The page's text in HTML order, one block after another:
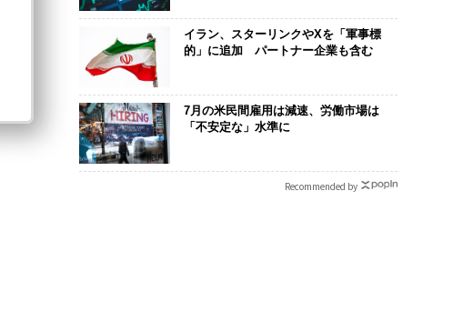
イラン、スターリンクやXを「軍事標
的」に追加 パートナー企業も含む
7月の米民間雇用は減速、労働市場は
「不安定な」水準に
Recommended by